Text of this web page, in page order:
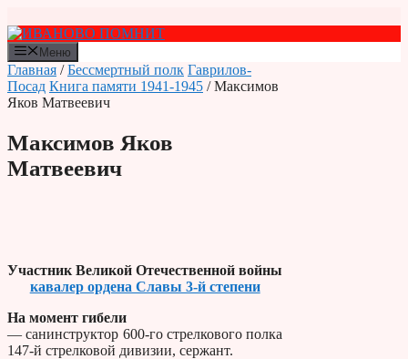
к
содержимому
Меню
Главная /Бессмертный полк Гаврилов-
Посад Книга памяти 1941-1945 / Максимов
Яков Матвеевич
Максимов Яков
Матвеевич
Участник Великой Отечественной войны
кавалер ордена Славы 3-й степени
На момент гибели
— санинструктор 600-го стрелкового полка
147-й стрелковой дивизии, сержант.